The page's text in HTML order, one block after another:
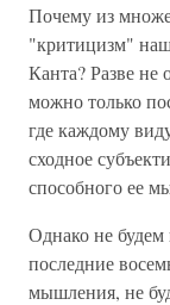
Почему из
"критицизм"
Канта? Разве не
можно только
где каждому
сходное
способного ее
Однако не будем
последние
мышления, не